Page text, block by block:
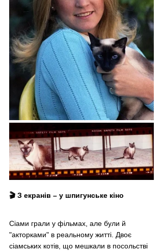
🎬 З екранів – у шпигунське кіно
Сіами грали у фільмах, але були й
"акторками" в реальному житті. Двоє
сіамських котів, що мешкали в посольстві